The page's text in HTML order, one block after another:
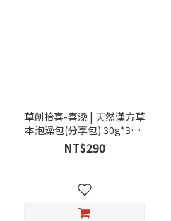
草創拾喜-喜澡 | 天然漢方草
本泡澡包(分享包) 30g*3入/
包
NT$290